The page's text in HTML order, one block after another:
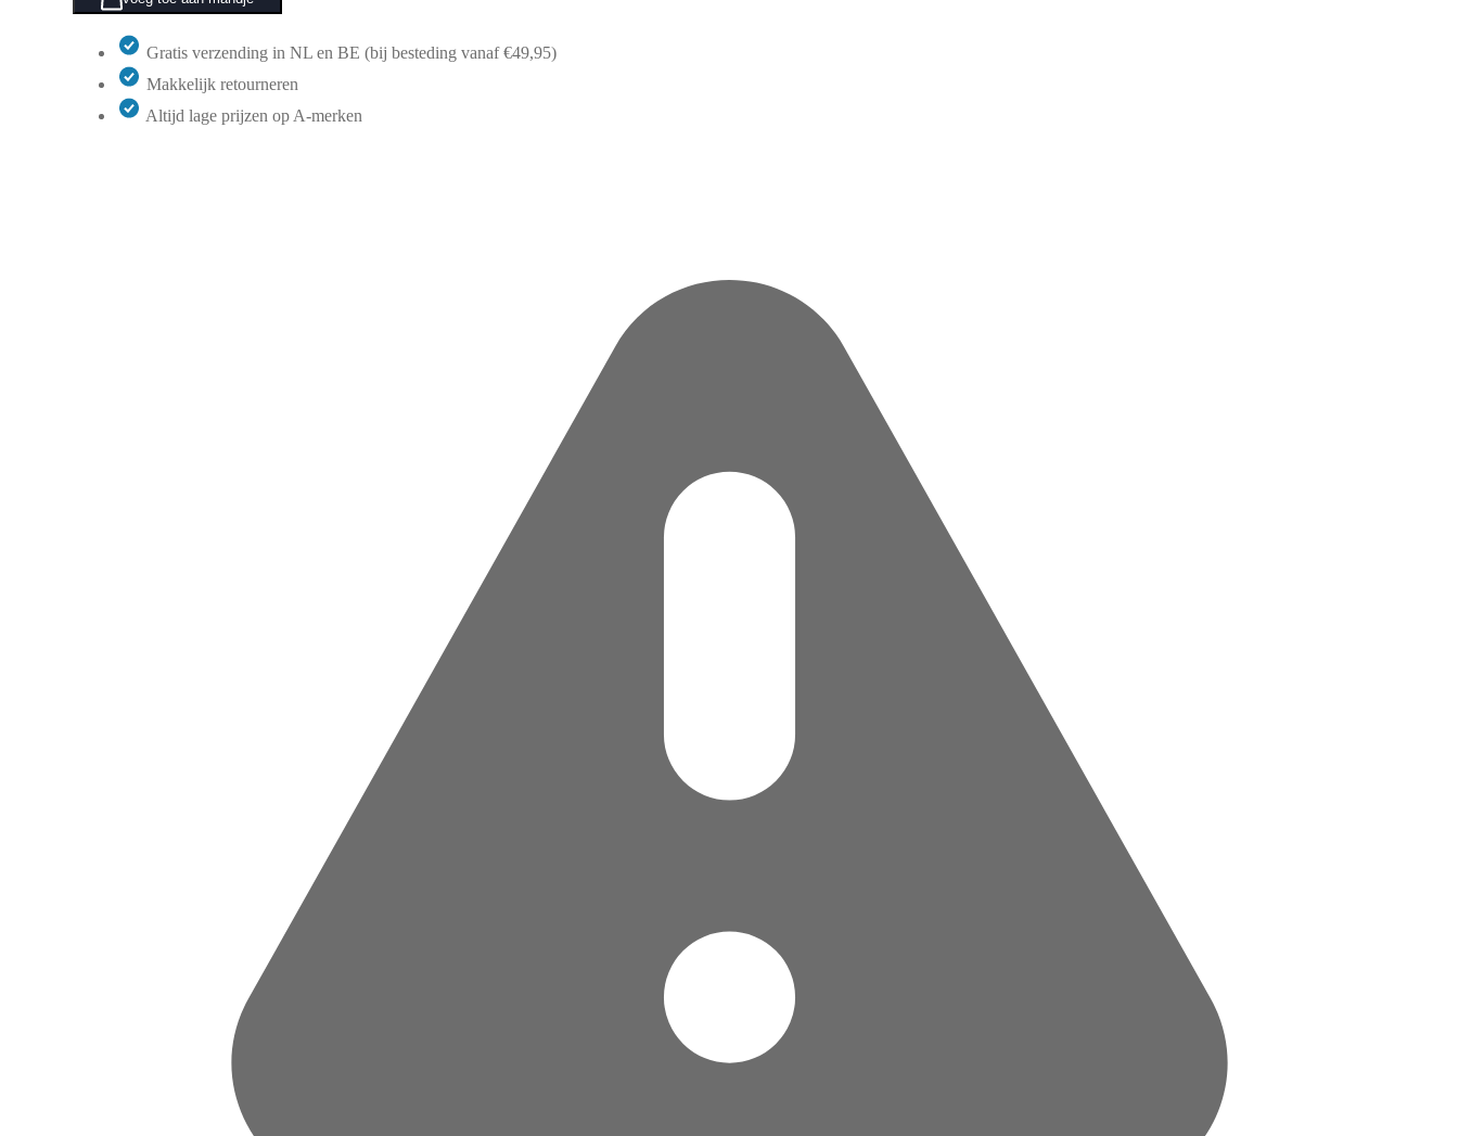
Gratis verzending in NL en BE (bij besteding vanaf €49,95)
Makkelijk retourneren
Altijd lage prijzen op A-merken